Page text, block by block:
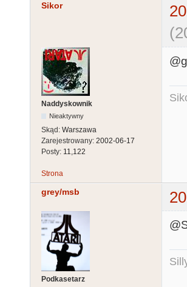
Sikor
Naddyskownik
Nieaktywny
Skąd: Warszawa
Zarejestrowany: 2002-06-17
Posty: 11,122
Strona
grey/msb
Podkasetarz